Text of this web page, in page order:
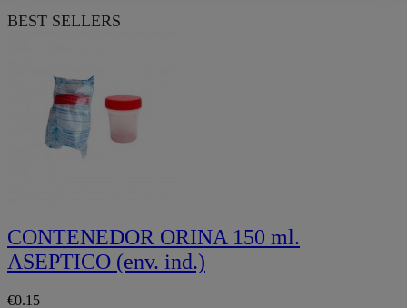
BEST SELLERS
CONTENEDOR ORINA 150 ml.
ASEPTICO (env. ind.)
€0.15